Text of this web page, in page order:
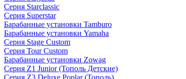
Серия Starclassic
Серия Superstar
Барабанные установки Tamburo
Барабанные установки Yamaha
Серия Stage Custom
Серия Tour Custom
Барабанные установки Zowag
Серия Z1 Junior (Тополь Детские)
Серия Z3 Deluxe Poplar (Тополь)